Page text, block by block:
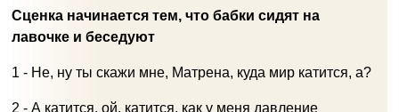
Сценка начинается тем, что бабки сидят на
лавочке и беседуют
1 - Не, ну ты скажи мне, Матрена, куда мир катится, а?
2 - А катится, ой, катится, как у меня давление